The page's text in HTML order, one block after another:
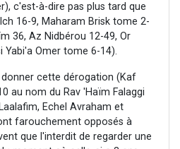
c'est-à-dire pas plus tard que
16-9, Maharam Brisk tome 2-
36, Az Nidbérou 12-49, Or
Yabi'a Omer tome 6-14).
cette dérogation (Kaf
au nom du Rav 'Haïm Falaggi
Echel Avraham et
farouchement opposés à
que l'interdit de regarder une